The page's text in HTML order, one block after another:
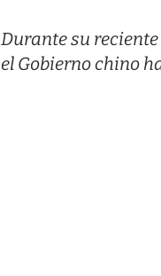
Durante su
el Gobierno chino